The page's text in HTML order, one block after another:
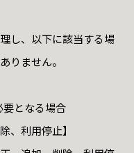
し、以下に該当する場
りません。
となる場合
、利用停止】